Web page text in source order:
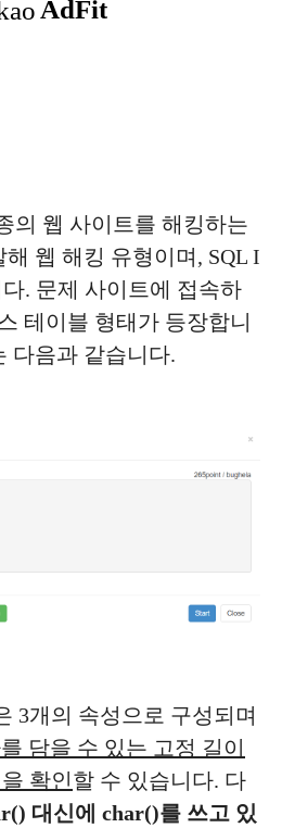
의 웹 사이트를 해킹하는
웹 해킹 유형이며, SQL I
. 문제 사이트에 접속하
테이블 형태가 등장합니
다음과 같습니다.
3개의 속성으로 구성되며
담을 수 있는 고정 길이
확인할 수 있습니다. 다
대신에 char()를 쓰고 있